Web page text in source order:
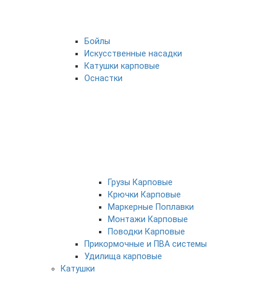
Бойлы
Искусственные насадки
Катушки карповые
Оснастки
Грузы Карповые
Крючки Карповые
Маркерные Поплавки
Монтажи Карповые
Поводки Карповые
Прикормочные и ПВА системы
Удилища карповые
Катушки